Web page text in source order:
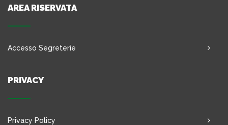
AREA RISERVATA
Accesso Segreterie
PRIVACY
Privacy Policy